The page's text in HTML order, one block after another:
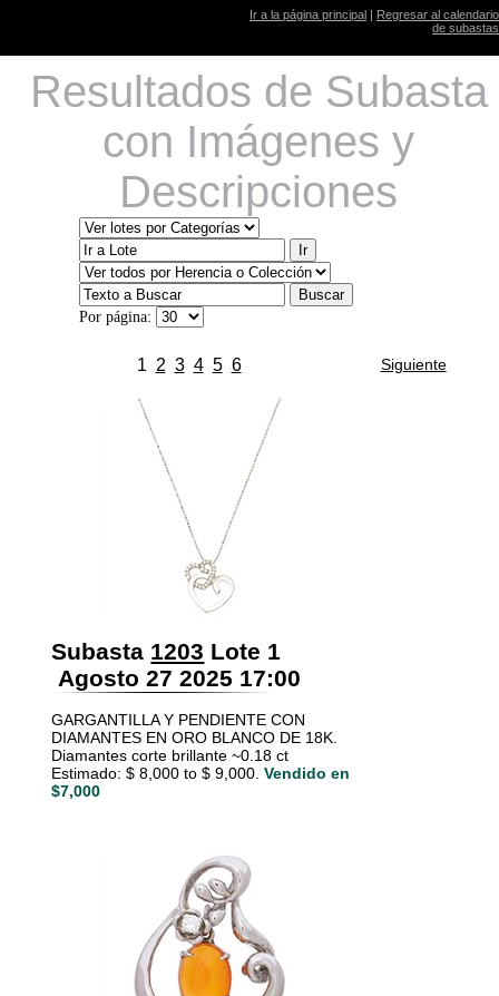
Ir a la página principal | Regresar al calendario
de subastas
Resultados de Subasta
con Imágenes y
Descripciones
Por página:
1 2 3 4 5 6 Siguiente
Subasta 1203 Lote 1
Agosto 27 2025 17:00
GARGANTILLA Y PENDIENTE CON
DIAMANTES EN ORO BLANCO DE 18K.
Diamantes corte brillante ~0.18 ct
Estimado: $ 8,000 to $ 9,000. Vendido en
$7,000